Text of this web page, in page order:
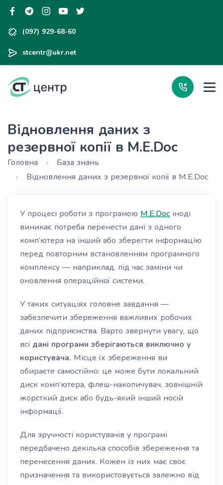
(097) 929-68-60
stcentr@ukr.net
Відновлення даних з
резервної копії в M.E.Doc
Головна
База знань
Відновлення даних з резервної копії в M.E.Doc
У процесі роботи з програмою M.E.Doc іноді
виникає потреба перенести дані з одного
комп’ютера на інший або зберегти інформацію
перед повторним встановленням програмного
комплексу — наприклад, під час заміни чи
оновлення операційної системи.
У таких ситуаціях головне завдання —
забезпечити збереження важливих робочих
даних підприємства. Варто звернути увагу, що
всі дані програми зберігаються виключно у
користувача. Місце їх збереження ви
обираєте самостійно: це може бути локальний
диск комп’ютера, флеш-накопичувач, зовнішній
жорсткий диск або будь-який інший носій
інформації.
Для зручності користувачів у програмі
передбачено декілька способів збереження та
перенесення даних. Кожен із них має своє
призначення та використовується залежно від